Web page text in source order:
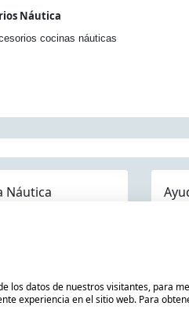
Náutica
cocinas náuticas
Náutica
los datos de nuestros visitantes, para
experiencia en el sitio web. Para